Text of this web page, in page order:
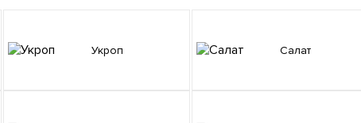
Укроп Салат